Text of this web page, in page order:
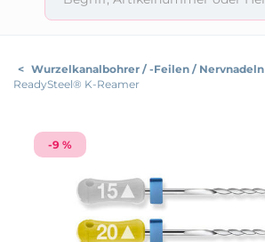
< Wurzelkanalbohrer / -Feilen / Nervnadeln
ReadySteel® K-Reamer
-9 %